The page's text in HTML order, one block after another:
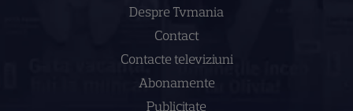
Despre Tvmania
Contact
Contacte televiziuni
Abonamente
Publicitate